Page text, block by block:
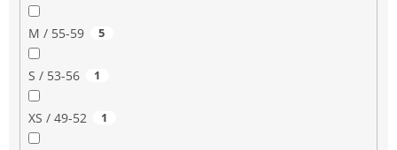
M / 55-59 5
S / 53-56 1
XS / 49-52 1